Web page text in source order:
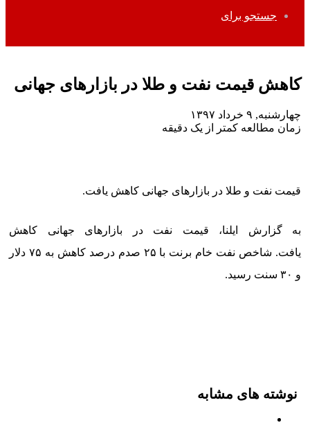
جستجو برای
کاهش قیمت نفت و طلا در بازارهای جهانی
چهارشنبه, ۹ خرداد ۱۳۹۷
زمان مطالعه کمتر از یک دقیقه
قیمت نفت و طلا در بازارهای جهانی کاهش یافت.
به گزارش ایلنا، قیمت نفت در بازارهای جهانی کاهش
یافت. شاخص نفت خام برنت با ۲۵ صدم درصد کاهش به ۷۵ دلار
و ۳۰ سنت رسید.
نوشته های مشابه